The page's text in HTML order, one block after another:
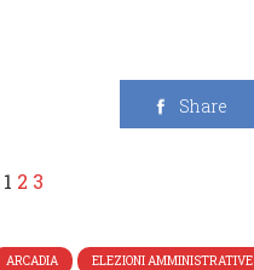
Share
1 2 3
ARCADIA ELEZIONI AMMINISTRATIVE